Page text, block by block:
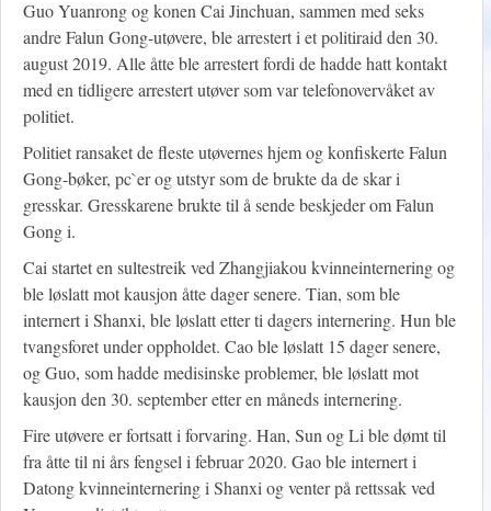
Guo Yuanrong og konen Cai Jinchuan, sammen med seks
andre Falun Gong-utøvere, ble arrestert i et politiraid den 30.
august 2019. Alle åtte ble arrestert fordi de hadde hatt kontakt
med en tidligere arrestert utøver som var telefonovervåket av
politiet.
Politiet ransaket de fleste utøvernes hjem og konfiskerte Falun
Gong-bøker, pc`er og utstyr som de brukte da de skar i
gresskar. Gresskarene brukte til å sende beskjeder om Falun
Gong i.
Cai startet en sultestreik ved Zhangjiakou kvinneinternering og
ble løslatt mot kausjon åtte dager senere. Tian, som ble
internert i Shanxi, ble løslatt etter ti dagers internering. Hun ble
tvangsforet under oppholdet. Cao ble løslatt 15 dager senere,
og Guo, som hadde medisinske problemer, ble løslatt mot
kausjon den 30. september etter en måneds internering.
Fire utøvere er fortsatt i forvaring. Han, Sun og Li ble dømt til
fra åtte til ni års fengsel i februar 2020. Gao ble internert i
Datong kvinneinternering i Shanxi og venter på rettssak ved